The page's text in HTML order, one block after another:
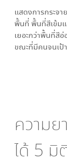
แสดงการกระจ
พื้นที่ พื้นที่สีเข้ม
เยอะกว่าพื้นที่สีอ่
ขณะที่มีคนจนเป้
ความย
ได้ 5 มิ